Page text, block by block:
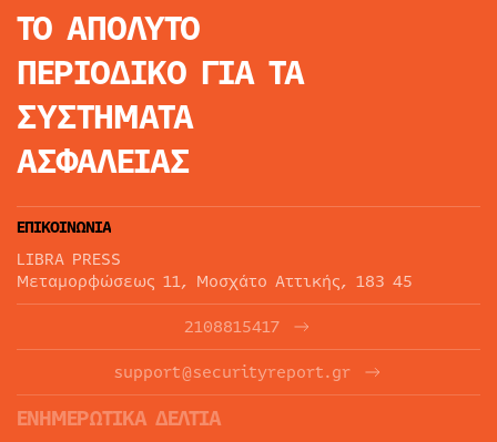
ΤΟ ΑΠΟΛΥΤΟ
ΠΕΡΙΟΔΙΚΟ ΓΙΑ ΤΑ
ΣΥΣΤΗΜΑΤΑ
ΑΣΦΑΛΕΙΑΣ
ΕΠΙΚΟΙΝΩΝΙΑ
LIBRA PRESS
Μεταμορφώσεως 11, Μοσχάτο Αττικής, 183 45
2108815417
support@securityreport.gr
ΕΝΗΜΕΡΩΤΙΚΑ ΔΕΛΤΙΑ